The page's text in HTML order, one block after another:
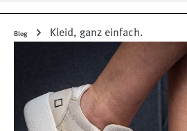
Blog Kleid, ganz einfach.